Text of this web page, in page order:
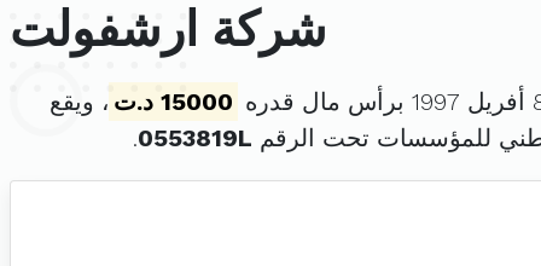
شركة ارشفولت
15000 د.ت
، ويقع
للمؤسسات تحت الرقم 0553819L
.